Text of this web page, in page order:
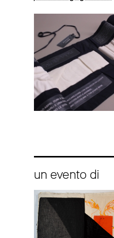
un evento di